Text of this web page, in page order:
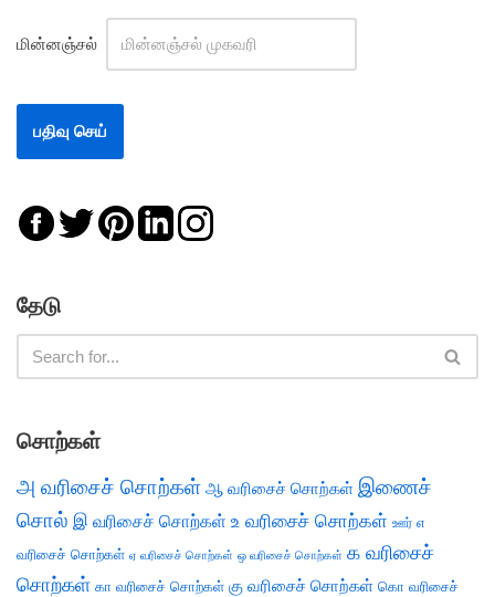
மின்னஞ்சல்
தேடு
சொற்கள்
அ வரிசைச் சொற்கள் ஆ வரிசைச் சொற்கள் இணைச்
சொல் இ வரிசைச் சொற்கள் உ வரிசைச் சொற்கள் ஊர் எ
வரிசைச் சொற்கள் ஏ வரிசைச் சொற்கள் ஒ வரிசைச் சொற்கள் க வரிசைச்
சொற்கள் கா வரிசைச் சொற்கள் கு வரிசைச் சொற்கள் கொ வரிசைச்